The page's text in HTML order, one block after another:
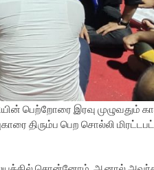
பெற்றோரை இரவு முழுவதும்
திரும்ப பெற சொல்லி